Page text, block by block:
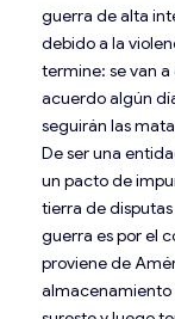
guerra de alta
debido a la
termine: se van
acuerdo algún
seguirán las
De ser una
un pacto de
tierra de
guerra es por el
proviene de
almacenamiento